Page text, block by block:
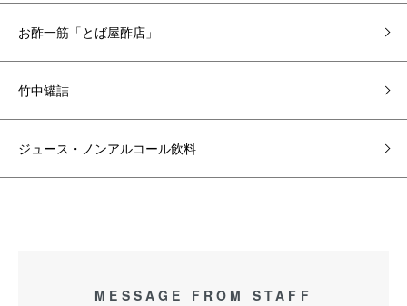
お酢一筋「とば屋酢店」
竹中罐詰
ジュース・ノンアルコール飲料
MESSAGE FROM STAFF